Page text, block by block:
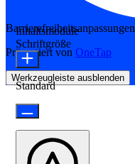
Barrierefreiheitsanpassungen
Präsentiert von OneTap
Werkzeugleiste ausblenden
Inhaltsmodule
Schriftgröße
Standard